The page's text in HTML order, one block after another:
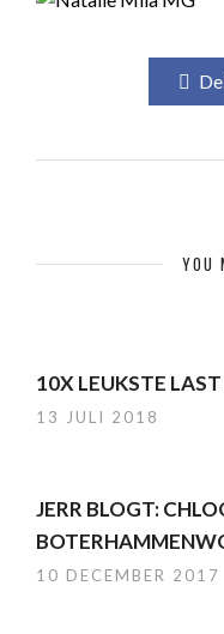
YOU
10X LEUKSTE
13 JULI 2018
JERR BLOGT:
10 DECEMBER 2017